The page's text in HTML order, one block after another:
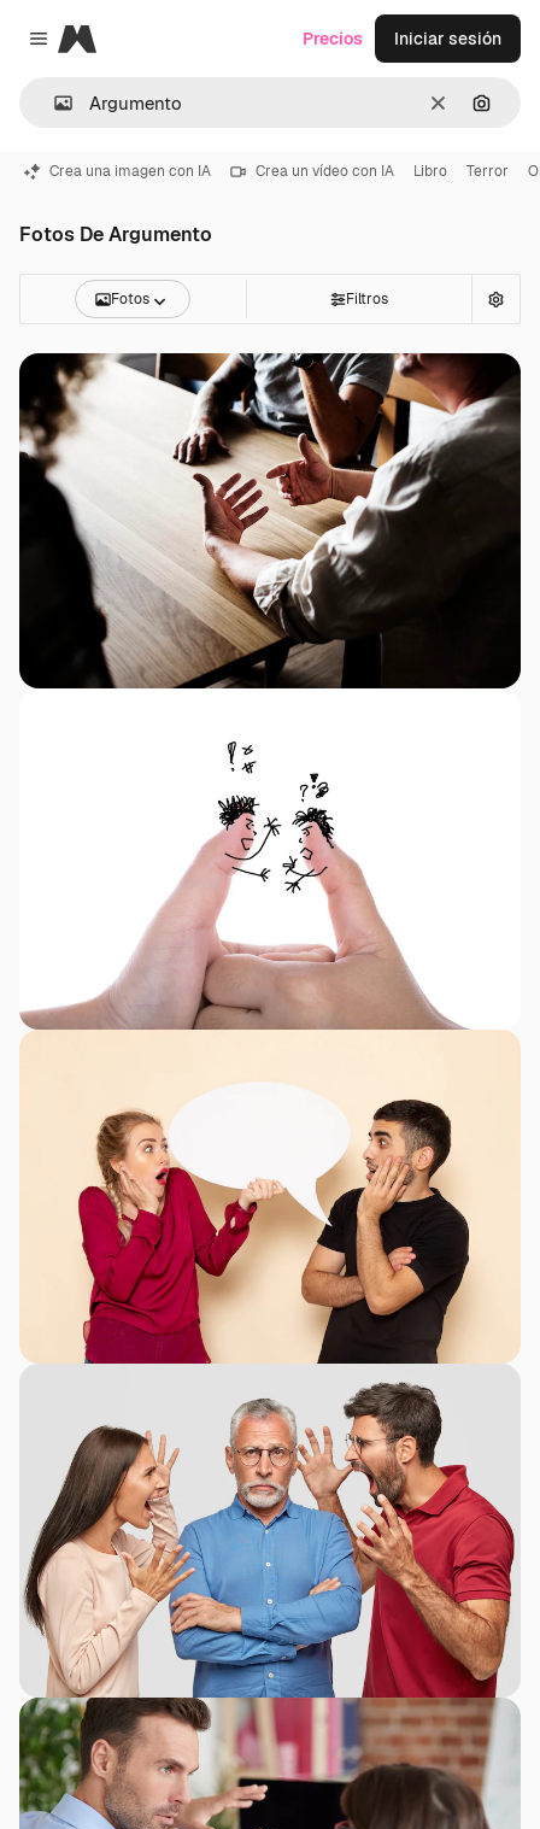
Close menu
Magnific
Borrar
Precios Iniciar sesión
Crea una imagen con IA Crea un vídeo con IA Libro Terror
Fotos De Argumento
Fotos Filtros